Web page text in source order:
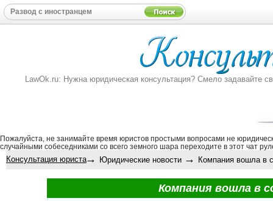
LawOk.ru: Нужна юридическая консультация? Смело задавайте
Пожалуйста, не занимайте время юристов простыми вопросами не
случайными собеседниками со всего земного шара переходите в этот чат
Консультация юриста→ Юридические новости → Компания вошла в
Компания вошла в